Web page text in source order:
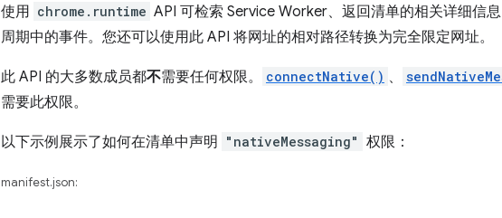
使用 chrome.runtime API 可检索 Service Worker、返回清单的相关详细信
周期中的事件。您还可以使用此 API 将网址的相对路径转换为完全限定网址。
此 API 的大多数成员都不需要任何权限。 connectNative() 、
需要此权限。
以下示例展示了如何在清单中声明 "nativeMessaging" 权限：
manifest.json: